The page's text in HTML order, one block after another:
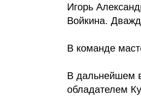
Игорь
Войкина.
В команде
В дальнейшем
обладателем